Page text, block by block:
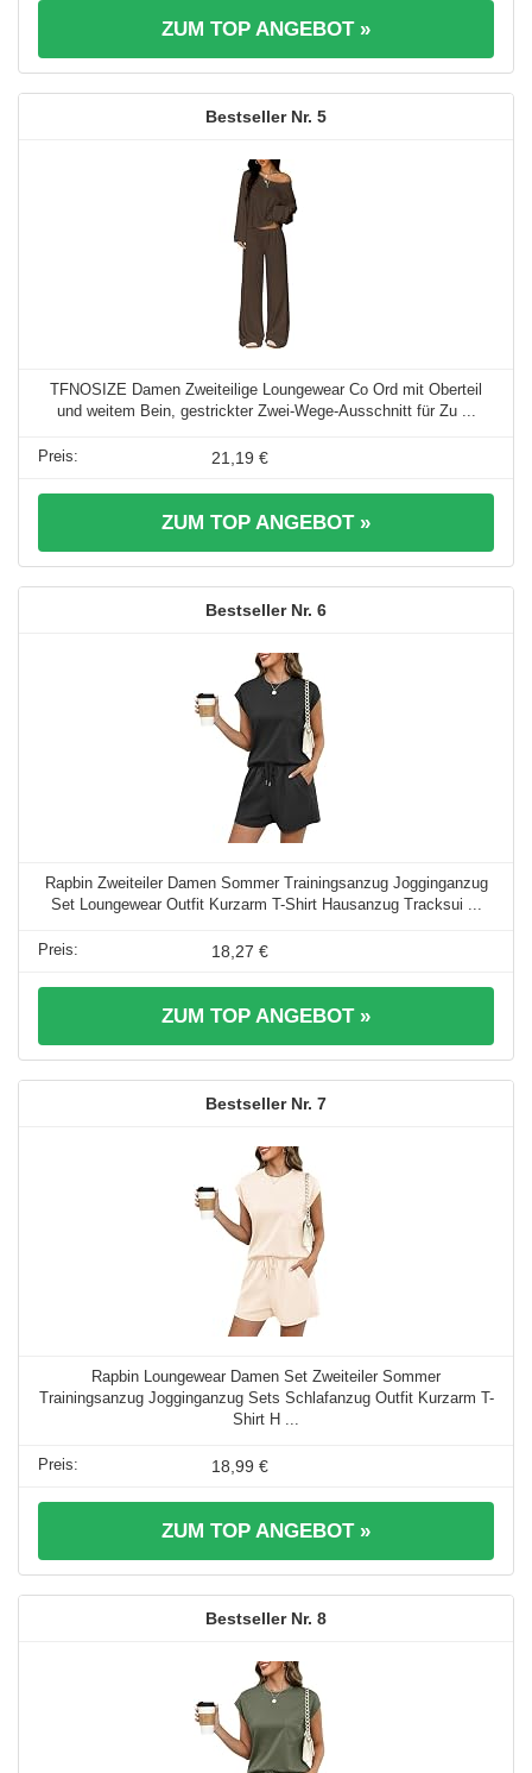
ZUM TOP ANGEBOT »
5
TFNOSIZE Damen Zweiteilige Loungewear Co Ord mit Oberteil
und weitem Bein, gestrickter Zwei-Wege-Ausschnitt für Zu ...
21,19 €
ZUM TOP ANGEBOT »
6
Rapbin Zweiteiler Damen Sommer Trainingsanzug Jogginganzug
Set Loungewear Outfit Kurzarm T-Shirt Hausanzug Tracksui ...
18,27 €
ZUM TOP ANGEBOT »
7
Rapbin Loungewear Damen Set Zweiteiler Sommer
Trainingsanzug Jogginganzug Sets Schlafanzug Outfit Kurzarm T-
Shirt H ...
18,99 €
ZUM TOP ANGEBOT »
8